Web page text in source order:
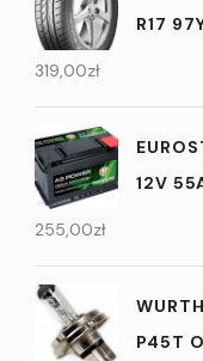
R17
319,00zł
12V
255,00zł
P45T